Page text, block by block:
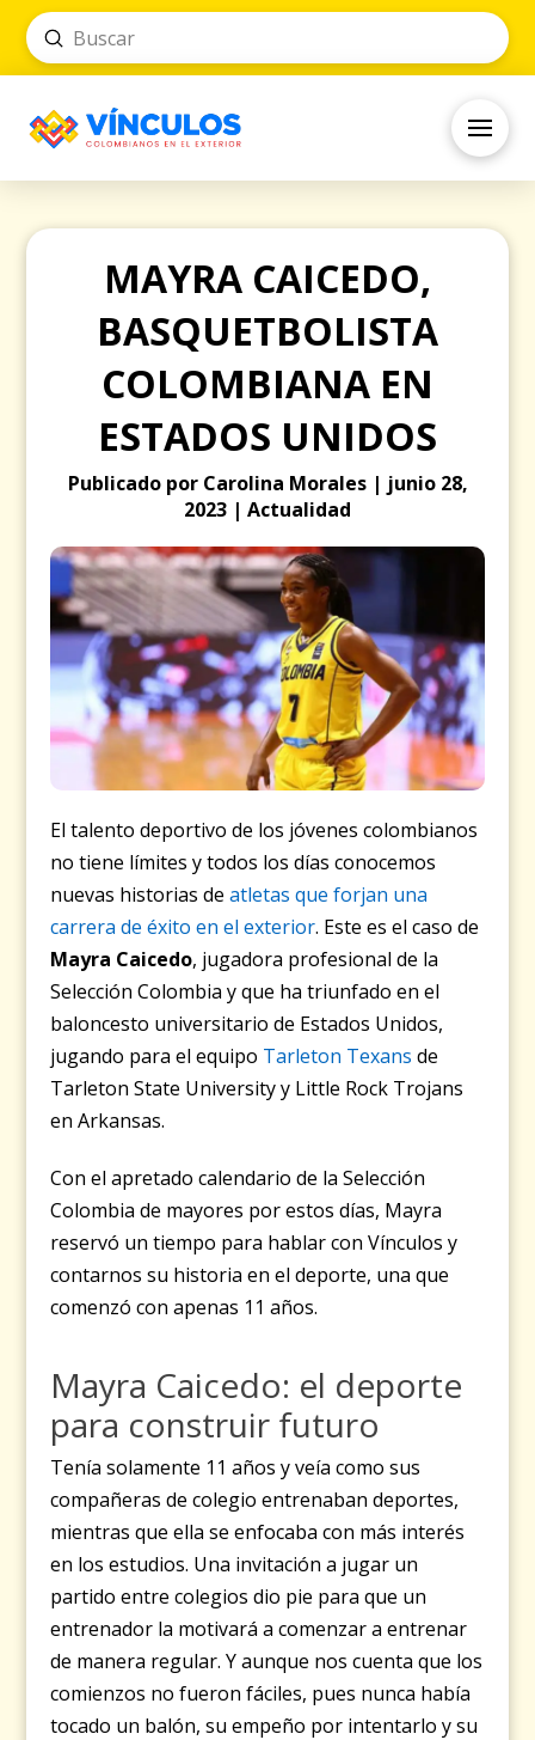
Search
Submit
MAYRA CAICEDO,
BASQUETBOLISTA
COLOMBIANA EN
ESTADOS UNIDOS
Publicado por Carolina Morales | junio 28,
2023 | Actualidad
El talento deportivo de los jóvenes colombianos
no tiene límites y todos los días conocemos
nuevas historias deatletas que forjan una
carrera de éxito en el exterior. Este es el caso de
Mayra Caicedo, jugadora profesional de la
Selección Colombia y que ha triunfado en el
baloncesto universitario de Estados Unidos,
jugando para el equipo Tarleton Texans de
Tarleton State University y Little Rock Trojans
en Arkansas.
Con el apretado calendario de la Selección
Colombia de mayores por estos días, Mayra
reservó un tiempo para hablar con Vínculos y
contarnos su historia en el deporte, una que
comenzó con apenas 11 años.
Mayra Caicedo: el deporte
para construir futuro
Tenía solamente 11 años y veía como sus
compañeras de colegio entrenaban deportes,
mientras que ella se enfocaba con más interés
en los estudios. Una invitación a jugar un
partido entre colegios dio pie para que un
entrenador la motivará a comenzar a entrenar
de manera regular. Y aunque nos cuenta que los
comienzos no fueron fáciles, pues nunca había
tocado un balón, su empeño por intentarlo y su